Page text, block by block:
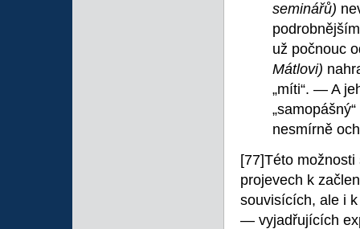
seminářů)
už počnouc
Mátlovi)
„míti“. — A
„samopášný“
nesmírně
[77]Této
projevech k
souvisících, ale i
— vyjadřujících